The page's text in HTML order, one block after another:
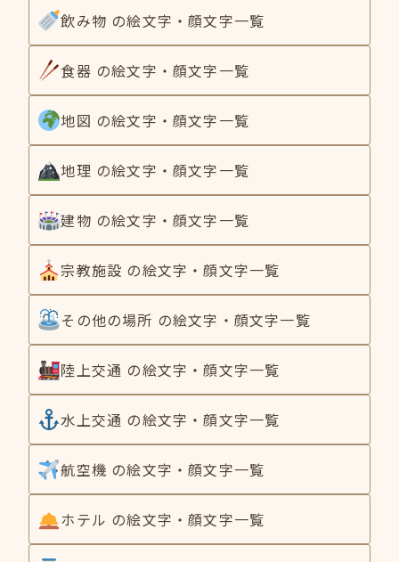
飲み物 の絵文字・顔文字一覧
食器 の絵文字・顔文字一覧
地図 の絵文字・顔文字一覧
地理 の絵文字・顔文字一覧
建物 の絵文字・顔文字一覧
宗教施設 の絵文字・顔文字一覧
その他の場所 の絵文字・顔文字一覧
陸上交通 の絵文字・顔文字一覧
水上交通 の絵文字・顔文字一覧
航空機 の絵文字・顔文字一覧
ホテル の絵文字・顔文字一覧